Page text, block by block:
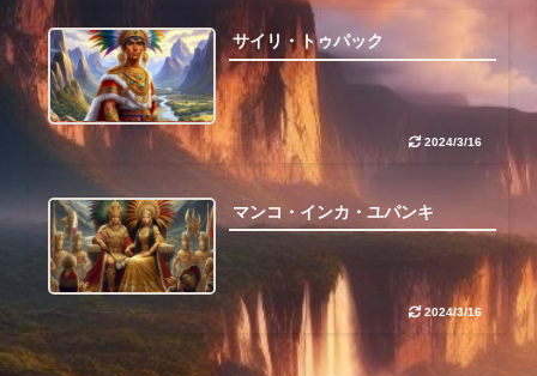
サイリ・トゥパック
2024/3/16
マンコ・インカ・ユパンキ
2024/3/16